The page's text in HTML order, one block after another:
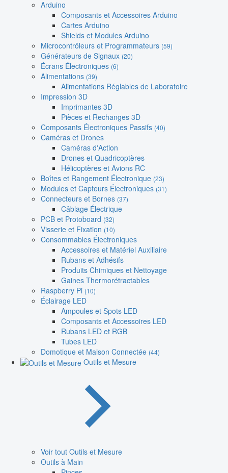
Arduino
Composants et Accessoires Arduino
Cartes Arduino
Shields et Modules Arduino
Microcontrôleurs et Programmateurs (59)
Générateurs de Signaux (20)
Écrans Électroniques (6)
Alimentations (39)
Alimentations Réglables de Laboratoire
Impression 3D
Imprimantes 3D
Pièces et Rechanges 3D
Composants Électroniques Passifs (40)
Caméras et Drones
Caméras d'Action
Drones et Quadricoptères
Hélicoptères et Avions RC
Boîtes et Rangement Électronique (23)
Modules et Capteurs Électroniques (31)
Connecteurs et Bornes (37)
Câblage Électrique
PCB et Protoboard (32)
Visserie et Fixation (10)
Consommables Électroniques
Accessoires et Matériel Auxiliaire
Rubans et Adhésifs
Produits Chimiques et Nettoyage
Gaines Thermorétractables
Raspberry Pi (10)
Éclairage LED
Ampoules et Spots LED
Composants et Accessoires LED
Rubans LED et RGB
Tubes LED
Domotique et Maison Connectée (44)
Outils et Mesure
Voir tout Outils et Mesure
Outils à Main